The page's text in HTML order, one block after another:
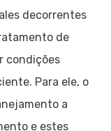
decorrentes
de
condições
Para ele, o
a
e estes